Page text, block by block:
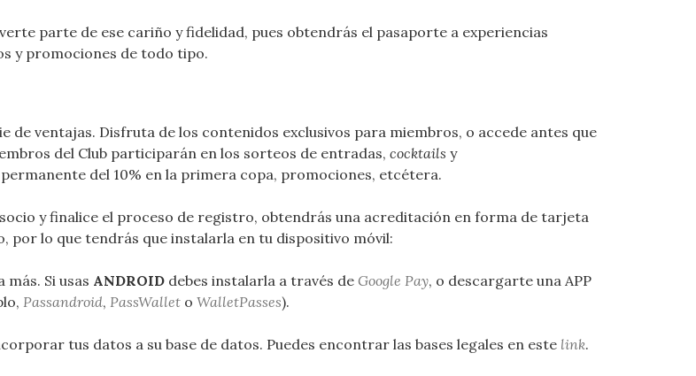
parte de ese cariño y fidelidad, pues obtendrás el pasaporte a experiencias
y promociones de todo tipo.
ventajas. Disfruta de los contenidos exclusivos para miembros, o accede antes que
del Club participarán en los sorteos de entradas, cocktails y
del 10% en la primera copa, promociones, etcétera.
y finalice el proceso de registro, obtendrás una acreditación en forma de tarjeta
lo que tendrás que instalarla en tu dispositivo móvil:
más. Si usas ANDROID debes instalarla a través de Google Pay, o descargarte una APP
Passandroid, PassWallet o WalletPasses).
tus datos a su base de datos. Puedes encontrar las bases legales en este link.